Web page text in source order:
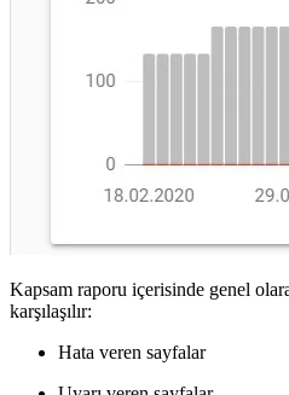
Kapsam raporu içerisinde genel
karşılaşılır:
Hata veren sayfalar